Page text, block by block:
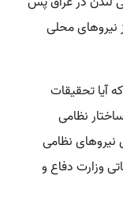
از نیروهای محلی
آیا تحقیقات
نظامی
نظامی
وزارت دفاع و